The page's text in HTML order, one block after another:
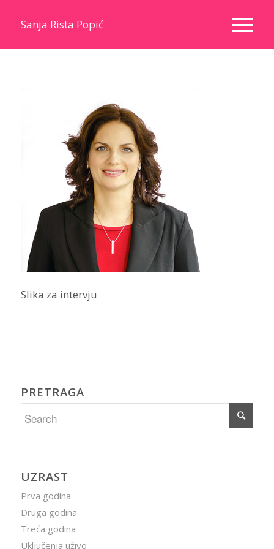
Sanja Rista Popić
Slika za intervju
PRETRAGA
UZRAST
Prva godina
Druga godina
Treća godina
Uključenja uživo